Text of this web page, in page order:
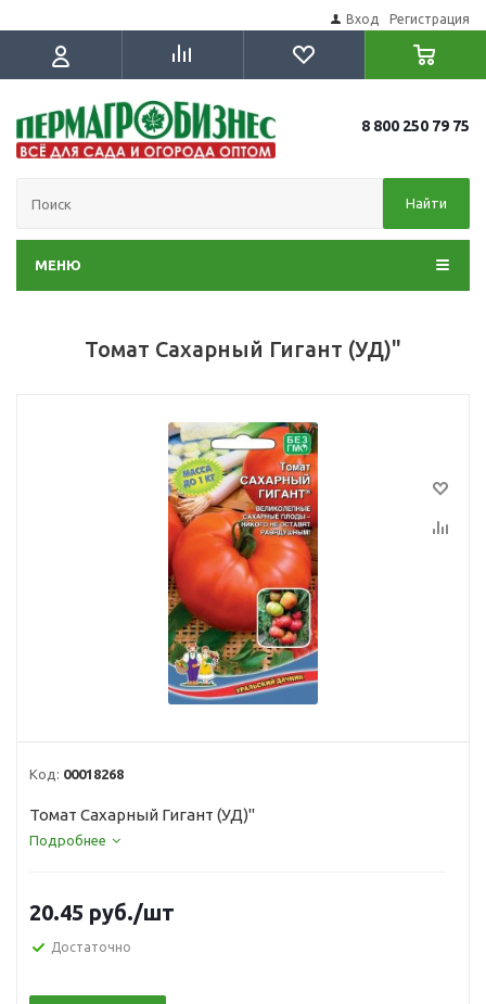
Вход Регистрация
8 800 250 79 75
Найти
МЕНЮ
Томат Сахарный Гигант (УД)"
Код: 00018268
Томат Сахарный Гигант (УД)"
Подробнее
20.45 руб./шт
Достаточно